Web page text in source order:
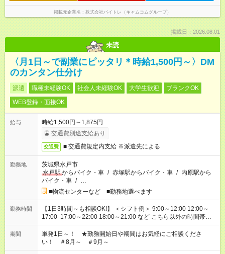
掲載元企業名 株式会社バイトレ（キャムコムグループ）
掲載日：2026.08.01
未読
〈月1日～で副業にピッタリ＊時給1,500円～〉DM
のカンタン仕分け
派遣 職種未経験OK 社会人未経験OK 大学生歓迎
ブランクOK
WEB登録・面接OK
給与
時給1,500円～1,875円
交通費別途支給あり
交通費 ■ 交通費規定内支給 ※派遣先による
勤務地
茨城県水戸市
水戸駅からバイク・車 / 赤塚駅からバイク・車 / 内原駅から
バイク・車 / …
■物流センターなど ■勤務地選べます
勤務時間
【1日3時間～も相談OK!】 ＜シフト例＞ 9:00～12:00 12:00～
17:00 17:00～22:00 18:00～21:00 など こちら以外の時間帯も
お気軽にご相談ください！
期間
単発1日～！ ★勤務開始日や期間はお気軽にご相談くださ
い！ ＃8月～ ＃9月～